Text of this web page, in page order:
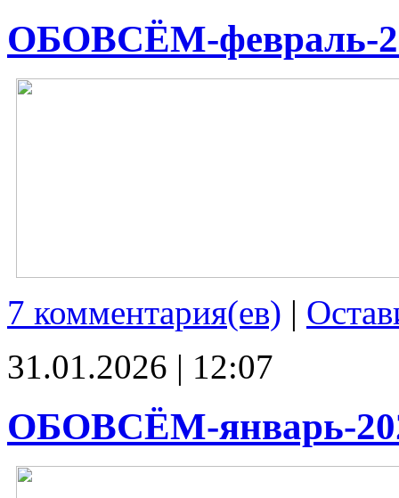
ОБОВСЁМ-февраль-
7 комментария(ев) |
31.01.2026 | 12:07
ОБОВСЁМ-январь-